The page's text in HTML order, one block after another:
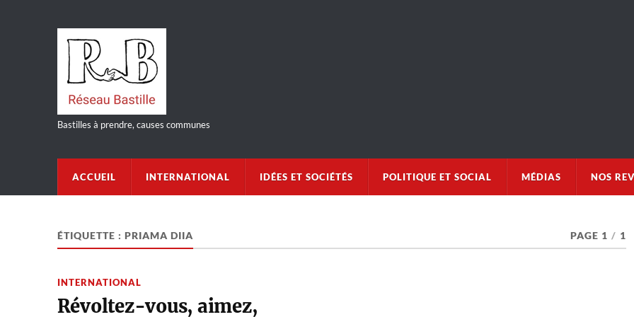
Bastilles à prendre, causes communes
ACCUEIL INTERNATIONAL IDÉES ET SOCIÉTÉS POLITIQUE ET SOCIAL MÉDIAS NOS
ÉTIQUETTE : PRIAMA DIIA PAGE 1 / 1
INTERNATIONAL
Révoltez-vous, aimez,